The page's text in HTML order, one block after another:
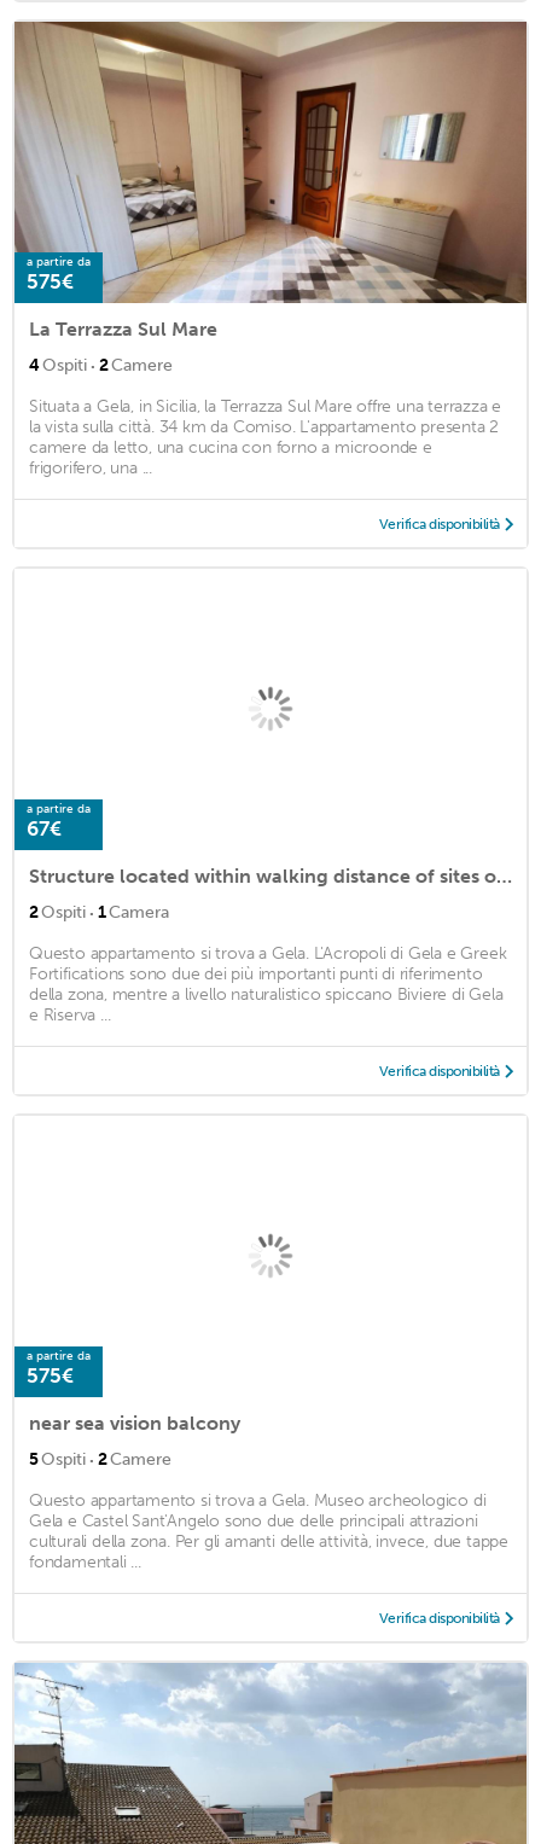
a partire da
575€
La Terrazza Sul Mare
4Ospiti · 2Camere
Situata a Gela, in Sicilia, la Terrazza Sul Mare offre una terrazza e
la vista sulla città. 34 km da Comiso. L'appartamento presenta 2
camere da letto, una cucina con forno a microonde e
frigorifero, una ...
Verifica disponibilità
a partire da
67€
Structure located within walking distance of sites of interests, C. Dir. ENI and Court
2Ospiti · 1Camera
Questo appartamento si trova a Gela. L'Acropoli di Gela e Greek
Fortifications sono due dei più importanti punti di riferimento
della zona, mentre a livello naturalistico spiccano Biviere di Gela
e Riserva ...
Verifica disponibilità
a partire da
575€
near sea vision balcony
5Ospiti · 2Camere
Questo appartamento si trova a Gela. Museo archeologico di
Gela e Castel Sant'Angelo sono due delle principali attrazioni
culturali della zona. Per gli amanti delle attività, invece, due tappe
fondamentali ...
Verifica disponibilità